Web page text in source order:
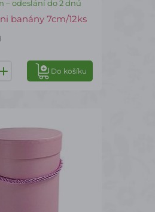
– odeslání do 2 dnů
banány 7cm/12ks
Do košíku